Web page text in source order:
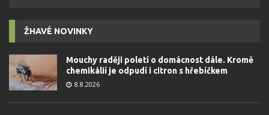
ŽHAVÉ NOVINKY
Mouchy raději poletí o domácnost dále. Kromě
chemikálií je odpudí i citron s hřebíčkem
8.8.2026